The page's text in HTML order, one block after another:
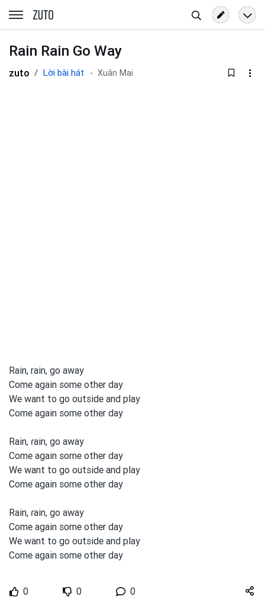
zuto.vn
kiếm
Rain Rain Go Way
zuto Lời bài hát Xuân Mai
Rain, rain, go away
Come again some other day
We want to go outside and play
Come again some other day
Rain, ɾain, go away
Come again some other day
We want to go outside and play
Come again some other day
Rain, ɾain, go away
Come again some other day
We want to go outside and play
Come again some other day
0 0 0
Share
zuto.vn